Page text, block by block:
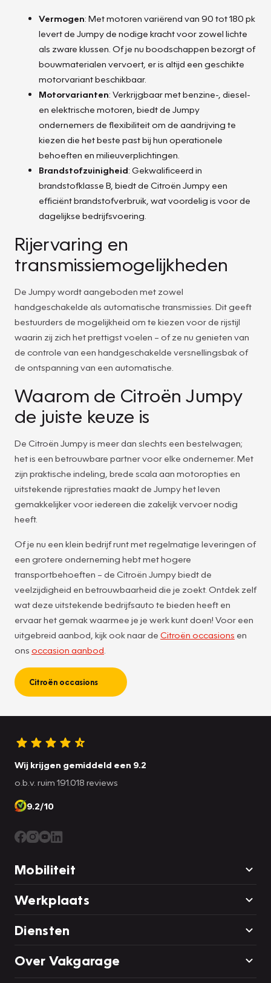
Vermogen: Met motoren variërend van 90 tot 180 pk
levert de Jumpy de nodige kracht voor zowel lichte
als zware klussen. Of je nu boodschappen bezorgt of
bouwmaterialen vervoert, er is altijd een geschikte
motorvariant beschikbaar.
Motorvarianten: Verkrijgbaar met benzine-, diesel-
en elektrische motoren, biedt de Jumpy
ondernemers de flexibiliteit om de aandrijving te
kiezen die het beste past bij hun operationele
behoeften en milieuverplichtingen.
Brandstofzuinigheid: Gekwalificeerd in
brandstofklasse B, biedt de Citroën Jumpy een
efficiënt brandstofverbruik, wat voordelig is voor de
dagelijkse bedrijfsvoering.
Rijervaring en
transmissiemogelijkheden
De Jumpy wordt aangeboden met zowel
handgeschakelde als automatische transmissies. Dit geeft
bestuurders de mogelijkheid om te kiezen voor de rijstijl
waarin zij zich het prettigst voelen – of ze nu genieten van
de controle van een handgeschakelde versnellingsbak of
de ontspanning van een automatische.
Waarom de Citroën Jumpy
de juiste keuze is
De Citroën Jumpy is meer dan slechts een bestelwagen;
het is een betrouwbare partner voor elke ondernemer. Met
zijn praktische indeling, brede scala aan motoropties en
uitstekende rijprestaties maakt de Jumpy het leven
gemakkelijker voor iedereen die zakelijk vervoer nodig
heeft.
Of je nu een klein bedrijf runt met regelmatige leveringen of
een grotere onderneming hebt met hogere
transportbehoeften – de Citroën Jumpy biedt de
veelzijdigheid en betrouwbaarheid die je zoekt. Ontdek zelf
wat deze uitstekende bedrijfsauto te bieden heeft en
ervaar het gemak waarmee je je werk kunt doen! Voor een
uitgebreid aanbod, kijk ook naar de Citroën occasions en
ons occasion aanbod
Citroën occasions
Wij krijgen gemiddeld een 9.2
o.b.v. ruim 191.018 reviews
9.2/10
Mobiliteit
Werkplaats
Diensten
Over Vakgarage